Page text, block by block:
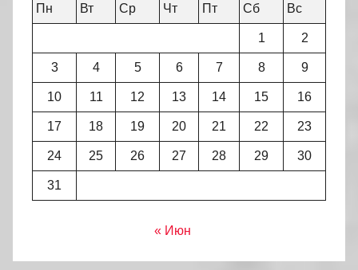
Пн
Вт Ср Чт Пт Сб Вс
1 2
3 4 5 6 7 8 9
10 11 12 13 14 15 16
17 18 19 20 21 22 23
24 25 26 27 28 29 30
31
« Июн